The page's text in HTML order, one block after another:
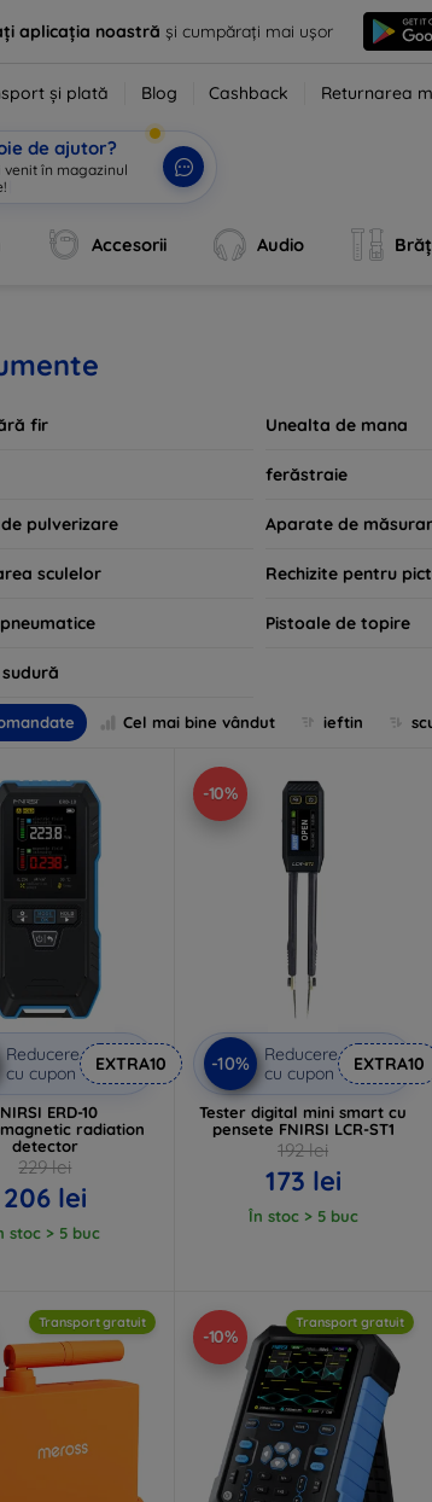
aplicația noastră și cumpărați mai ușor
și plată Blog Cashback Returnarea
de ajutor?
venit |
Accesorii Audio
fir Unealta de mana
ferăstraie
pulverizare Aparate de
sculelor Rechizite pentru
Pistoale de topire
Cel mai bine vândut ieftin
Reducere
cu cupon
EXTRA10
ERD-10
radiation
detector
229 lei
206 lei
stoc > 5 buc
-10%
-10%
Reducere
cu cupon
EXTRA10
Tester digital mini smart cu
pensete FNIRSI LCR-ST1
192 lei
173 lei
În stoc > 5 buc
Transport gratuit
-10%
Transport gratuit